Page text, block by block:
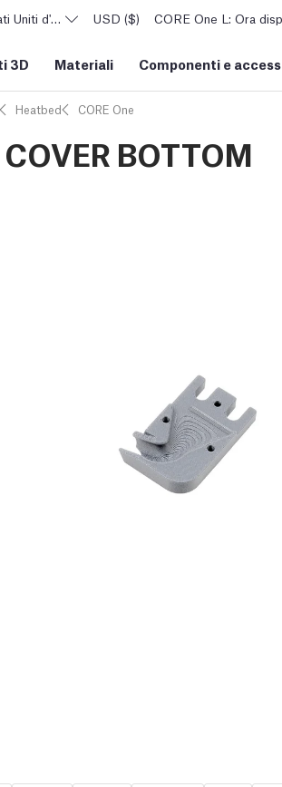
Uniti d'AmericaUSD ($) CORE One L: Ora
3D Materiali Componenti e
Heatbed CORE One
BOTTOM